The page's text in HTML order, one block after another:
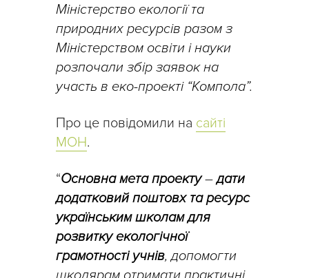
Міністерство екології та
природних ресурсів разом з
Міністерством освіти і науки
розпочали збір заявок на
участь в еко-проекті “Компола”.
Про це повідомили на сайті
МОН.
“Основна мета проекту–дати
додатковий поштовх та ресурс
українським школам для
розвитку екологічної
грамотності учнів, допомогти